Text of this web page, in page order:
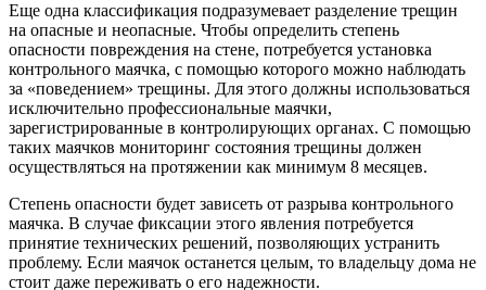
Еще одна классификация подразумевает разделение трещин
на опасные и неопасные. Чтобы определить степень
опасности повреждения на стене, потребуется установка
контрольного маячка, с помощью которого можно наблюдать
за «поведением» трещины. Для этого должны использоваться
исключительно профессиональные маячки,
зарегистрированные в контролирующих органах. С помощью
таких маячков мониторинг состояния трещины должен
осуществляться на протяжении как минимум 8 месяцев.
Степень опасности будет зависеть от разрыва контрольного
маячка. В случае фиксации этого явления потребуется
принятие технических решений, позволяющих устранить
проблему. Если маячок останется целым, то владельцу дома не
стоит даже переживать о его надежности.